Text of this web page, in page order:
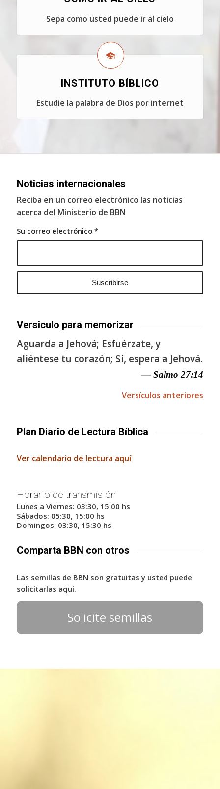
Sepa como usted puede ir al cielo
INSTITUTO BÍBLICO
Estudie la palabra de Dios por internet
Noticias internacionales
Reciba en un correo electrónico las noticias
acerca del Ministerio de BBN
Su correo electrónico *
Versiculo para memorizar
Aguarda a Jehová; Esfuérzate, y
aliéntese tu corazón; Sí, espera a Jehová.
— Salmo 27:14
Versículos anteriores
Plan Diario de Lectura Bíblica
Ver calendario de lectura aquí
Horario de transmisión
Lunes a Viernes: 03:30, 15:00 hs
Sábados: 05:30, 15:00 hs
Domingos: 03:30, 15:30 hs
Comparta BBN con otros
Las semillas de BBN son gratuitas y usted puede
solicitarlas aqui.
Solicite semillas